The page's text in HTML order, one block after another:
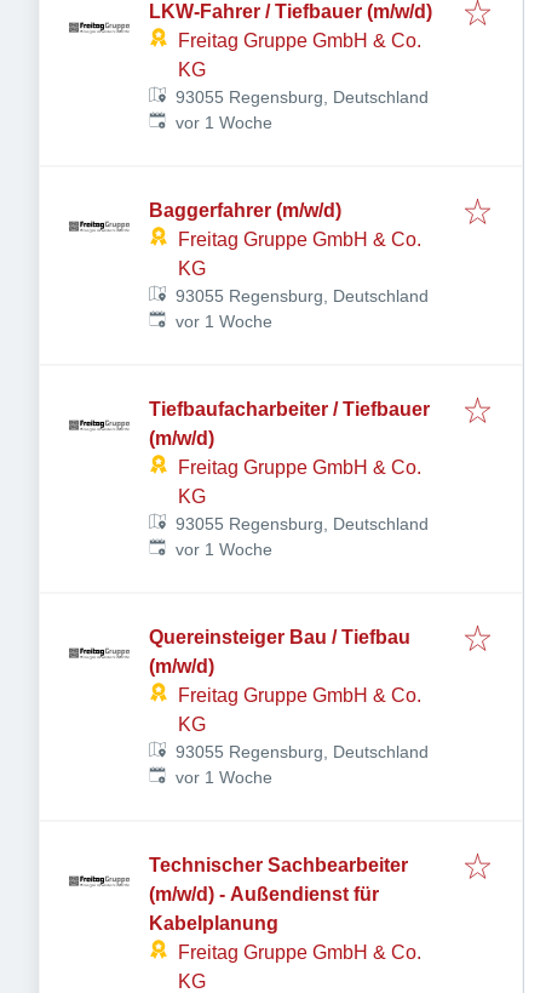
LKW-Fahrer / Tiefbauer (m/w/d)
Freitag Gruppe GmbH & Co.
KG
93055 Regensburg, Deutschland
Veröffentlicht:
vor 1 Woche
Baggerfahrer (m/w/d)
Freitag Gruppe GmbH & Co.
KG
93055 Regensburg, Deutschland
Veröffentlicht:
vor 1 Woche
Tiefbaufacharbeiter / Tiefbauer
(m/w/d)
Freitag Gruppe GmbH & Co.
KG
93055 Regensburg, Deutschland
Veröffentlicht:
vor 1 Woche
Quereinsteiger Bau / Tiefbau
(m/w/d)
Freitag Gruppe GmbH & Co.
KG
93055 Regensburg, Deutschland
Veröffentlicht:
vor 1 Woche
Technischer Sachbearbeiter
(m/w/d) - Außendienst für
Kabelplanung
Freitag Gruppe GmbH & Co.
KG